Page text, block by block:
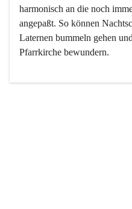
harmonisch an die noch
angepaßt. So können
Laternen bummeln gehen
Pfarrkirche bewundern.
Der Weinbau dominert